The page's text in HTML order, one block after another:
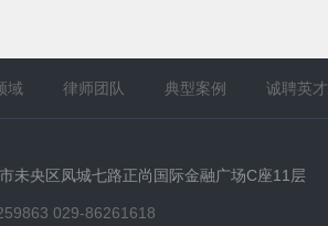
域 律师团队 典型案例 诚聘英才
未央区凤城七路正尚国际金融广场C座11层
029-86261618